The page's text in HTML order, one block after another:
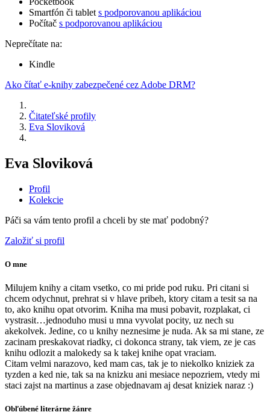
Smartfón či tablet s podporovanou aplikáciou
Počítač s podporovanou aplikáciou
Neprečítate na:
Kindle
Ako čítať e-knihy zabezpečené cez Adobe DRM?
Čitateľské profily
Eva Sloviková
Eva Sloviková
Profil
Kolekcie
Páči sa vám tento profil a chceli by ste mať podobný?
Založiť si profil
O mne
Milujem knihy a citam vsetko, co mi pride pod ruku. Pri citani si
chcem odychnut, prehrat si v hlave pribeh, ktory citam a tesit sa na
to, ako knihu opat otvorim. Kniha ma musi pobavit, rozplakat, ci
vystrasit…jednoduho musi u mna vyvolat pocity, uz nech su
akekolvek. Jedine, co u knihy neznesime je nuda. Ak sa mi stane, ze
zacinam preskakovat riadky, ci dokonca strany, tak viem, ze je cas
knihu odlozit a malokedy sa k takej knihe opat vraciam.
Citam velmi narazovo, ked mam cas, tak je to niekolko kniziek za
tyzden a ked nie, tak sa na knizku ani mesiace nepozriem, vtedy mi
staci zajst na martinus a zase objednavam aj desat kniziek naraz :)
Obľúbené literárne žánre